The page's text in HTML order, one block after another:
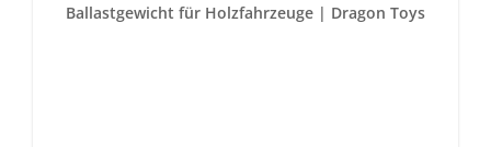
Ballastgewicht für Holzfahrzeuge | Dragon Toys